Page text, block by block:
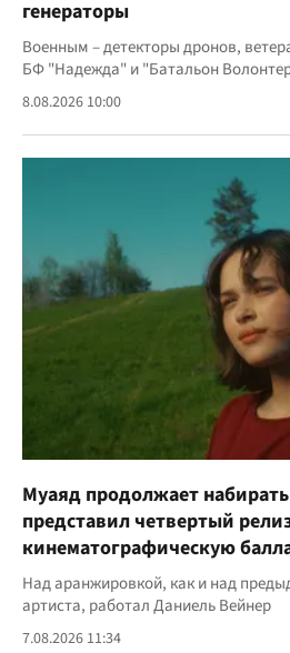
генераторы
Военным – детекторы дронов,
БФ "Надежда" и "Батальон
8.08.2026 10:00
Муаяд продолжает
представил четвертый
кинематографическую
Над аранжировкой, как и над
артиста, работал Даниель Вейнер
7.08.2026 11:34